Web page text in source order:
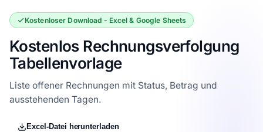
Kostenloser Download - Excel & Google Sheets
Kostenlos Rechnungsverfolgung
Tabellenvorlage
Liste offener Rechnungen mit Status, Betrag und
ausstehenden Tagen.
Excel-Datei herunterladen